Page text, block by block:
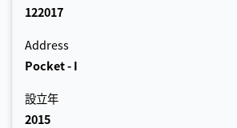
122017
Address
Pocket - I
設立年
2015